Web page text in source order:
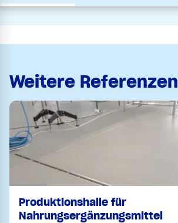
Weitere Referenzen
Produktionshalle für
Nahrungsergänzungsmittel